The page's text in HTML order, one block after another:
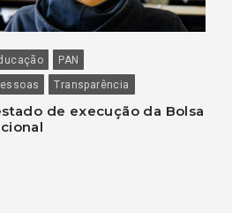
PAN
Transparência
de execução da Bolsa